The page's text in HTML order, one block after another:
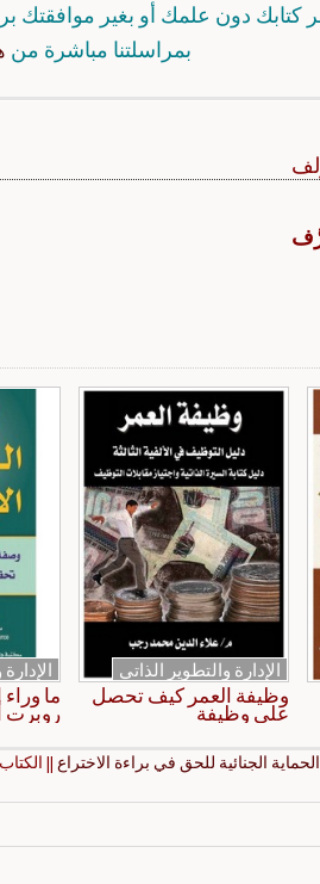
كتابك دون علمك أو بغير موافقتك
بمراسلتنا مباشرة من
الإدارة والتطوير الذاتي
وظيفة العمر كيف تحصل
على وظيفة
ما وراء
روبرت
الحماية الجنائية للحق في براءة الاختراع|| الكتاب